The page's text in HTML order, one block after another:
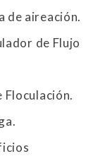
de aireación.
de Flujo
Floculación.